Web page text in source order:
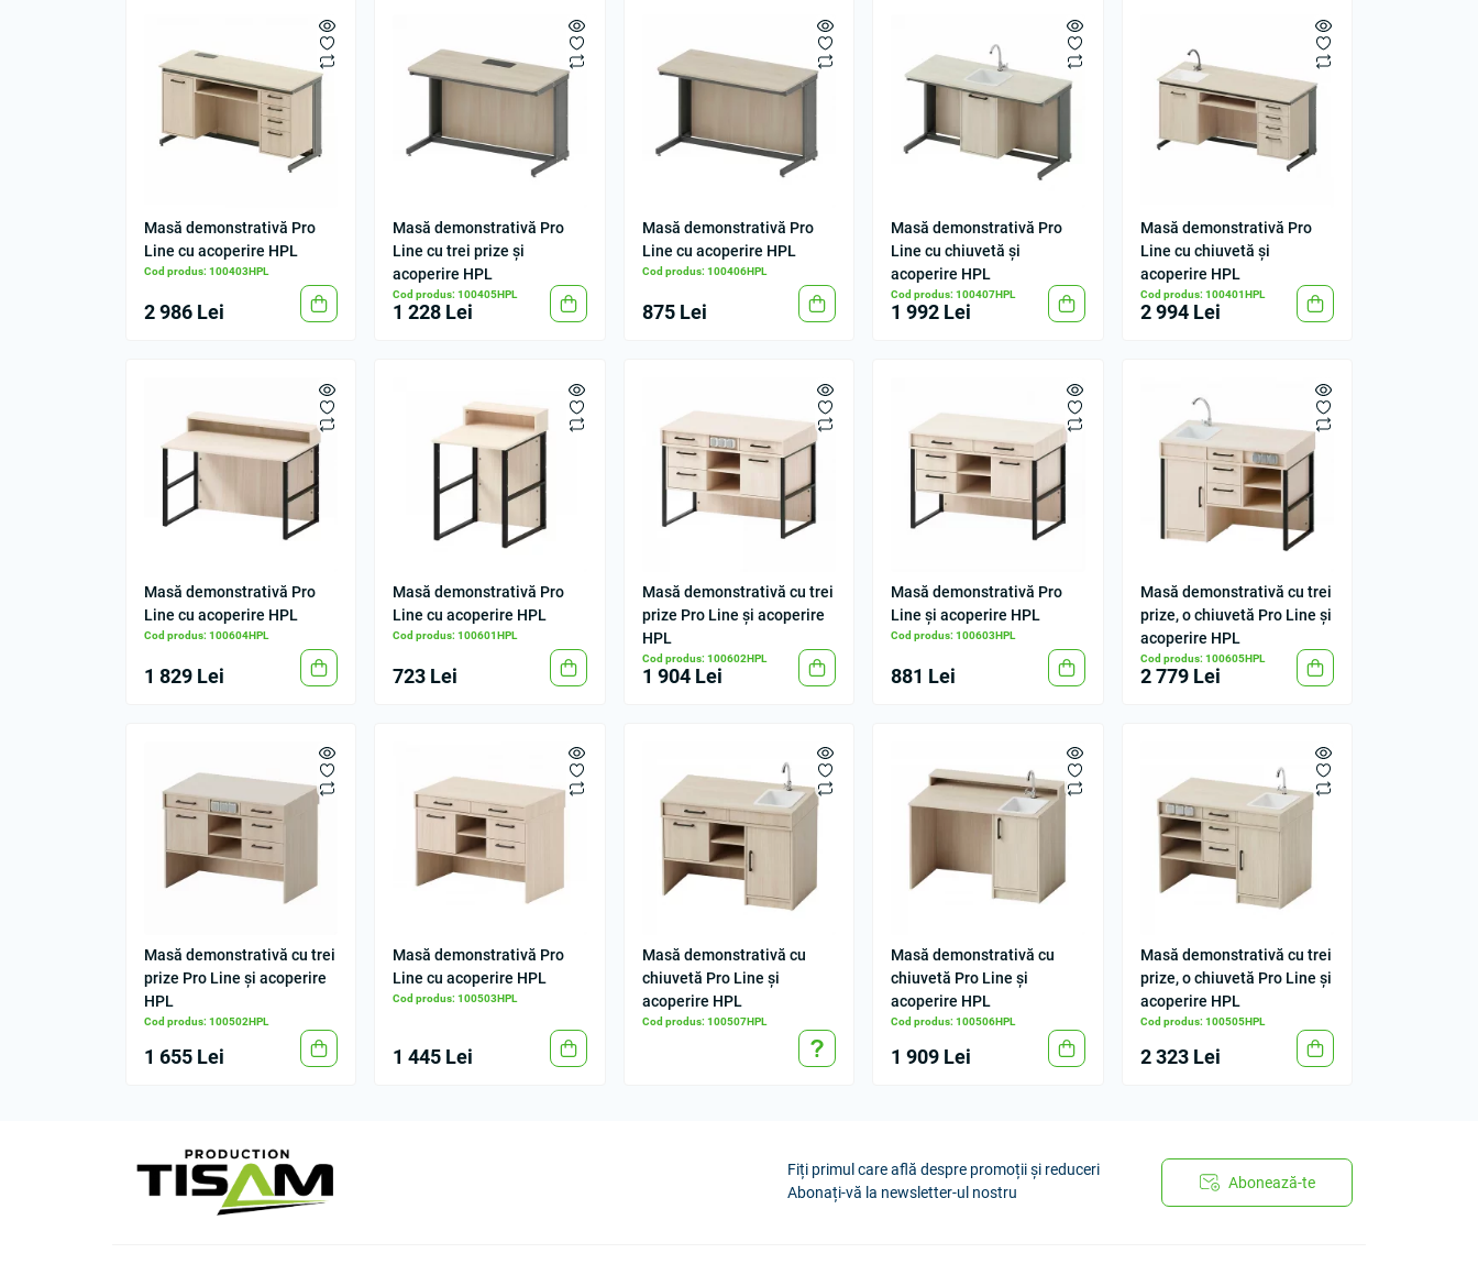
Masă demonstrativă Pro
Line cu acoperire HPL
Cod produs: 100403HPL
2 986 Lei
Masă demonstrativă Pro
Line cu trei prize și
acoperire HPL
Cod produs: 100405HPL
1 228 Lei
Masă demonstrativă Pro
Line cu acoperire HPL
Cod produs: 100406HPL
875 Lei
Masă demonstrativă Pro
Line cu chiuvetă și
acoperire HPL
Cod produs: 100407HPL
1 992 Lei
Masă demonstrativă Pro
Line cu chiuvetă și
acoperire HPL
Cod produs: 100401HPL
2 994 Lei
Masă demonstrativă Pro
Line cu acoperire HPL
Cod produs: 100604HPL
1 829 Lei
Masă demonstrativă Pro
Line cu acoperire HPL
Cod produs: 100601HPL
723 Lei
Masă demonstrativă cu trei
prize Pro Line și acoperire
HPL
Cod produs: 100602HPL
1 904 Lei
Masă demonstrativă Pro
Line și acoperire HPL
Cod produs: 100603HPL
881 Lei
Masă demonstrativă cu trei
prize, o chiuvetă Pro Line și
acoperire HPL
Cod produs: 100605HPL
2 779 Lei
Masă demonstrativă cu trei
prize Pro Line și acoperire
HPL
Cod produs: 100502HPL
1 655 Lei
Masă demonstrativă Pro
Line cu acoperire HPL
Cod produs: 100503HPL
1 445 Lei
Masă demonstrativă cu
chiuvetă Pro Line și
acoperire HPL
Cod produs: 100507HPL
Masă demonstrativă cu
chiuvetă Pro Line și
acoperire HPL
Cod produs: 100506HPL
1 909 Lei
Masă demonstrativă cu trei
prize, o chiuvetă Pro Line și
acoperire HPL
Cod produs: 100505HPL
2 323 Lei
Fiți primul care află despre promoții și reduceri
Abonați-vă la newsletter-ul nostru
Abonează-te